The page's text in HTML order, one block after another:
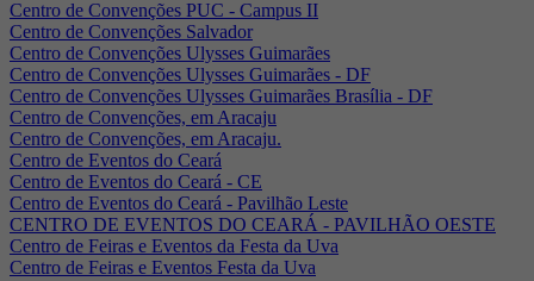
Centro de Convenções PUC - Campus II
Centro de Convenções Salvador
Centro de Convenções Ulysses Guimarães
Centro de Convenções Ulysses Guimarães - DF
Centro de Convenções Ulysses Guimarães Brasília - DF
Centro de Convenções, em Aracaju
Centro de Convenções, em Aracaju.
Centro de Eventos do Ceará
Centro de Eventos do Ceará - CE
Centro de Eventos do Ceará - Pavilhão Leste
CENTRO DE EVENTOS DO CEARÁ - PAVILHÃO OESTE
Centro de Feiras e Eventos da Festa da Uva
Centro de Feiras e Eventos Festa da Uva